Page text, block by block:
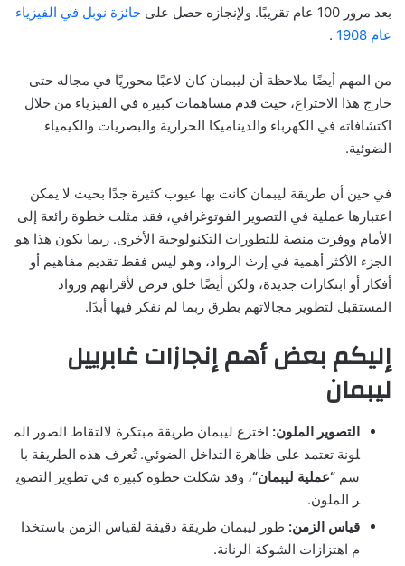
بعد مرور 100 عام تقريبًا. ولإنجازه حصل على
جائزة نوبل في الفيزياء
عام 1908
.
من المهم أيضًا ملاحظة أن ليبمان كان لاعبًا محوريًا في مجاله حتى
خارج هذا الاختراع، حيث قدم مساهمات كبيرة في الفيزياء من خلال
اكتشافاته في الكهرباء والديناميكا الحرارية والبصريات والكيمياء
الضوئية.
في حين أن طريقة ليبمان كانت بها عيوب كثيرة جدًا بحيث لا يمكن
اعتبارها عملية في التصوير الفوتوغرافي، فقد مثلت خطوة رائعة إلى
الأمام ووفرت منصة للتطورات التكنولوجية الأخرى. ربما يكون هذا هو
الجزء الأكثر أهمية في إرث الرواد، وهو ليس فقط تقديم مفاهيم أو
أفكار أو ابتكارات جديدة، ولكن أيضًا خلق فرص لأقرانهم ورواد
المستقبل لتطوير مجالاتهم بطرق ربما لم نفكر فيها أبدًا.
إليكمبعضأهمإنجازاتغابرييل
ليبمان
التصوير الملون: اختر ع ليبمان طر يقة مبتكر ة للتقاط الصور الم
لونة تعتمد على ظاهر ة التداخل الضوئي. تعر ف هذه الطر يقة با
سم “عملية ليبمان“، وقد شكلت خطوة كبير ة في تطوير التصوي
ر الملون.
قياس الز من: طور ليبمان طر يقة دقيقة لقياس الز من باستخدا
م اهتز از ات الشوكة الر نانة.